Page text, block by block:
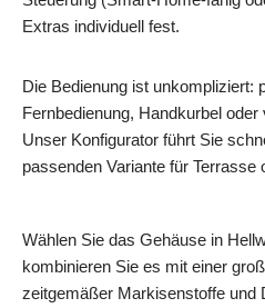
Extras individuell fest.
Die Bedienung ist unkompliziert:
Fernbedienung, Handkurbel
Unser Konfigurator führt Sie
passenden Variante für Terrasse
Wählen Sie das Gehäuse in
kombinieren Sie es mit einer
zeitgemäßer Markisenstoffe und